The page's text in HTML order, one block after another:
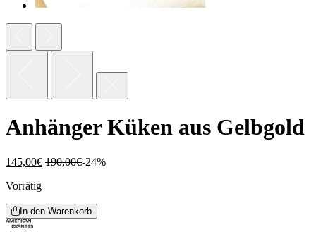
Anhänger Küken aus Gelbgold
145,00€ 190,00€-24%
Vorrätig
In den Warenkorb